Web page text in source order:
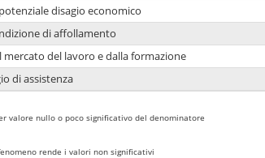
disagio economico
di affollamento
del lavoro e dalla formazione
di assistenza
valore nullo o poco significativo del denominatore
rende i valori non significativi